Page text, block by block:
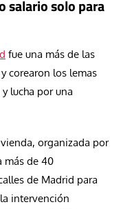
salario solo para
fue una más de las
corearon los lemas
lucha por una
organizada por
más de 40
de Madrid para
intervención